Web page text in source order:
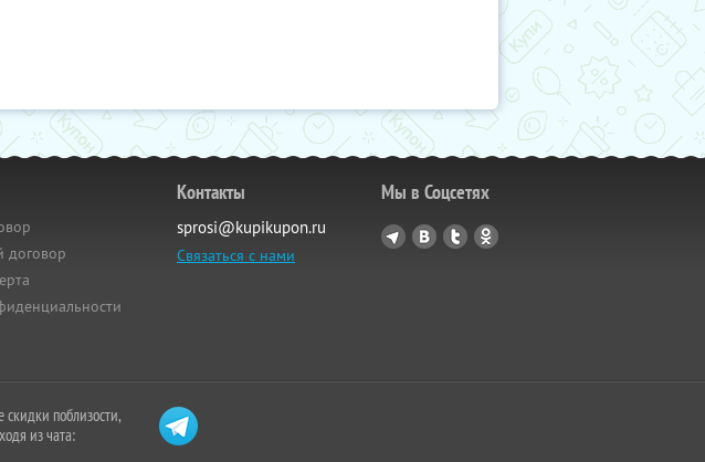
договор
Контакты
sprosi@kupikupon.ru
Связаться с нами
Мы в Соцсетях
скидки поблизости,
из чата: